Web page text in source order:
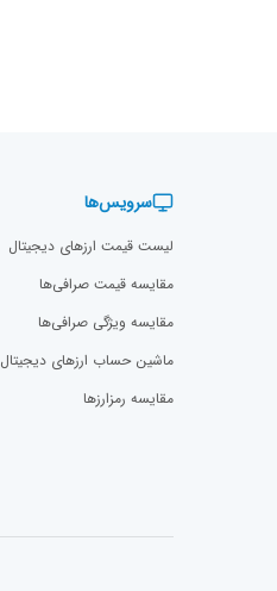
سرویس‌ها
لیست قیمت ارزهای دیجیتال
مقایسه قیمت صرافی‌ها
مقایسه ویژگی صرافی‌ها
ماشین حساب ارزهای دیجیتال
مقایسه رمزارز‌ها